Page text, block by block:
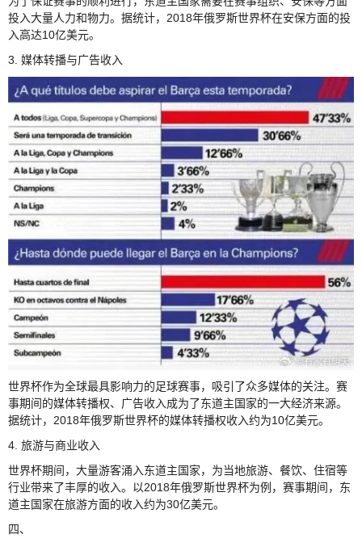
投入大量人力和物力。据统计，2018年俄罗斯世界杯在安保方面的投
入高达10亿美元。
3. 媒体转播与广告收入
世界杯作为全球最具影响力的足球赛事，吸引了众多媒体的关注。赛
事期间的媒体转播权、广告收入成为了东道主国家的一大经济来源。
据统计，2018年俄罗斯世界杯的媒体转播权收入约为10亿美元。
4. 旅游与商业收入
世界杯期间，大量游客涌入东道主国家，为当地旅游、餐饮、住宿等
行业带来了丰厚的收入。以2018年俄罗斯世界杯为例，赛事期间，东
道主国家在旅游方面的收入约为30亿美元。
四、